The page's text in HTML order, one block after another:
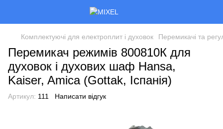
Комплектуючі для електроплит і духовок Перемикачі та
Перемикач режимів 800810К для
духовок і духових шаф Hansa,
Kaiser, Amica (Gottak, Іспанія)
Артикул: 111 Написати відгук